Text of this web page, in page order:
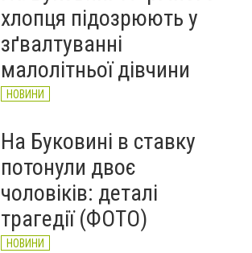
хлопця підозрюють у
зґвалтуванні
малолітньої дівчини
НОВИНИ
На Буковині в ставку
потонули двоє
чоловіків: деталі
трагедії (ФОТО)
НОВИНИ